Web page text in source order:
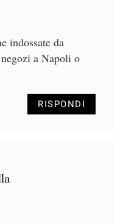
indossate da
a Napoli o
RISPONDI